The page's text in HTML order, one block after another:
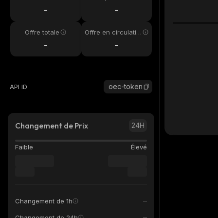
- -
Offre totale
-
Offre en circulatio
-
API ID oec-token
Changement de Prix 24H
Faible Élevé
Changement de 1h